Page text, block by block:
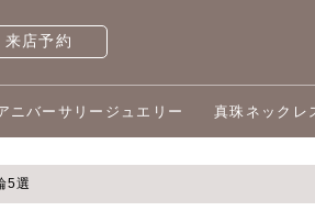
来店予約
ニバーサリージュエリー 真珠ネックレ
5選